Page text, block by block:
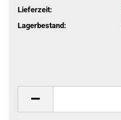
Lieferzeit:
Lagerbestand: